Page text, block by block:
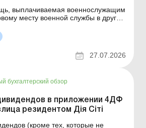
выплачиваемая военнослужащим
месту военной службы в другой
дохода «185». При этом выплаты
компенсации сумм НДФЛ,
выплат, не отражаются в ...
27.07.2026
бухгалтерский обзор
в приложении 4ДФ
резидентом Дія Сіті
(кроме тех, которые не